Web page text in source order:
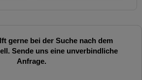
gerne bei der Suche nach dem
Sende uns eine unverbindliche
Anfrage.